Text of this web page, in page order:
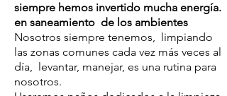
siempre hemos invertido mucha energía.
en saneamiento de los ambientes
Nosotros siempre tenemos, limpiando
las zonas comunes cada vez más veces al
día, levantar, manejar, es una rutina para
nosotros.